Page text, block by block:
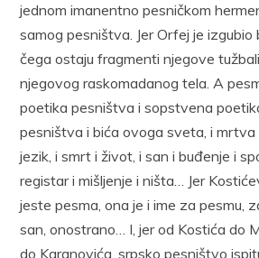
jednom imanentno pesničkom
samog pesništva. Jer Orfej je
čega ostaju fragmenti njegove
njegovog raskomadanog tela. A
poetika pesništva i sopstvena
pesništva i bića ovoga sveta, i mrtva
jezik, i smrt i život, i san i buđenje i
registar i mišljenje i ništa… Jer
jeste pesma, ona je i ime za pesmu,
san, onostrano… I, jer od Kostića do
do Karanovića, srpsko pesništvo